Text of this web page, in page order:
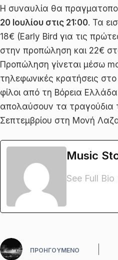
Η συναυλία θα
20 Ιουλίου στις 21:00. Τα
18€ (Early Bird για τις
στην προπώληση και 22€
Προπώληση γίνεται μέσω
τηλεφωνικές κρατήσεις
φίλοι από τη Βόρεια
απολαύσουν τα τραγούδια
Σεπτεμβρίου στη Μονή
Music
See Full Bio
ΠΡΟΗΓΟΎΜΕΝΟ